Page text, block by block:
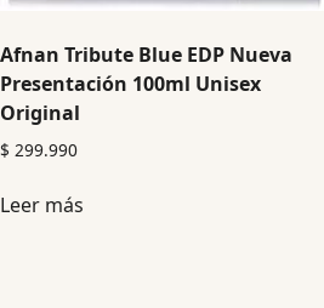
Afnan Tribute Blue EDP Nueva
Presentación 100ml Unisex
Original
$ 299.990
Leer más